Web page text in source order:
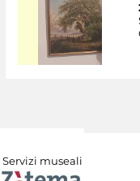
Servizi museali